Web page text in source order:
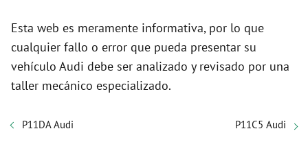
Esta web es meramente informativa, por lo que
cualquier fallo o error que pueda presentar su
vehículo Audi debe ser analizado y revisado por una
taller mecánico especializado.
P11DA Audi P11C5 Audi